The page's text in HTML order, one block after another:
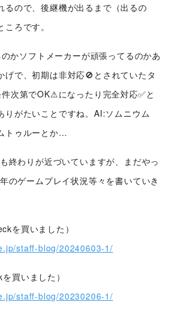
るので、後継機が出るまで（出るの
ろです。
かソフトメーカーが頑張ってるのかあ
げで、初期は非対応🚫とされていたタ
次第でOK⚠になったり完全対応✅と
りがたいことですね。AI:ソムニウム
トゥルーとか…
終わりが近づいていますが、まだやっ
のゲームプレイ状況等々を書いていき
を買いました）
staff-blog/20240603-1/
買いました）
staff-blog/20230206-1/